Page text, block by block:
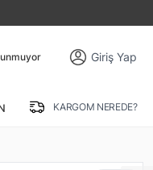
Giriş Yap
KARGOM NEREDE?